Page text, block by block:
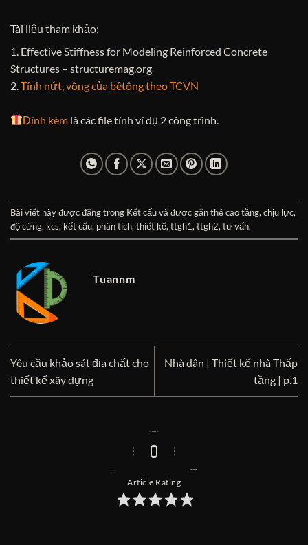
Tài liệu tham khảo:
1. Effective Stiffness for Modeling Reinforced Concrete
Structures – structuremag.org
2. Tính nứt, võng của bêtông theo TCVN
Đính kèm là các file tính ví dụ 2 công trình.
Bài viết này được đăng trong Kết cấuvà được gắn thẻcao tầng,chịu lực,
độ cứng, kcs, kết cấu, phân tích,thiết kế,ttgh1,ttgh2,tư vấn.
Tuannm
Yêu cầu khảo sát địa chất cho
thiết kế xây dựng
Nhà dân | Thiết kế nhà Thấp
tầng | p.1
0
Article Rating